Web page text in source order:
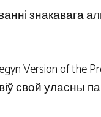
знакавага
Version of the
свой уласны